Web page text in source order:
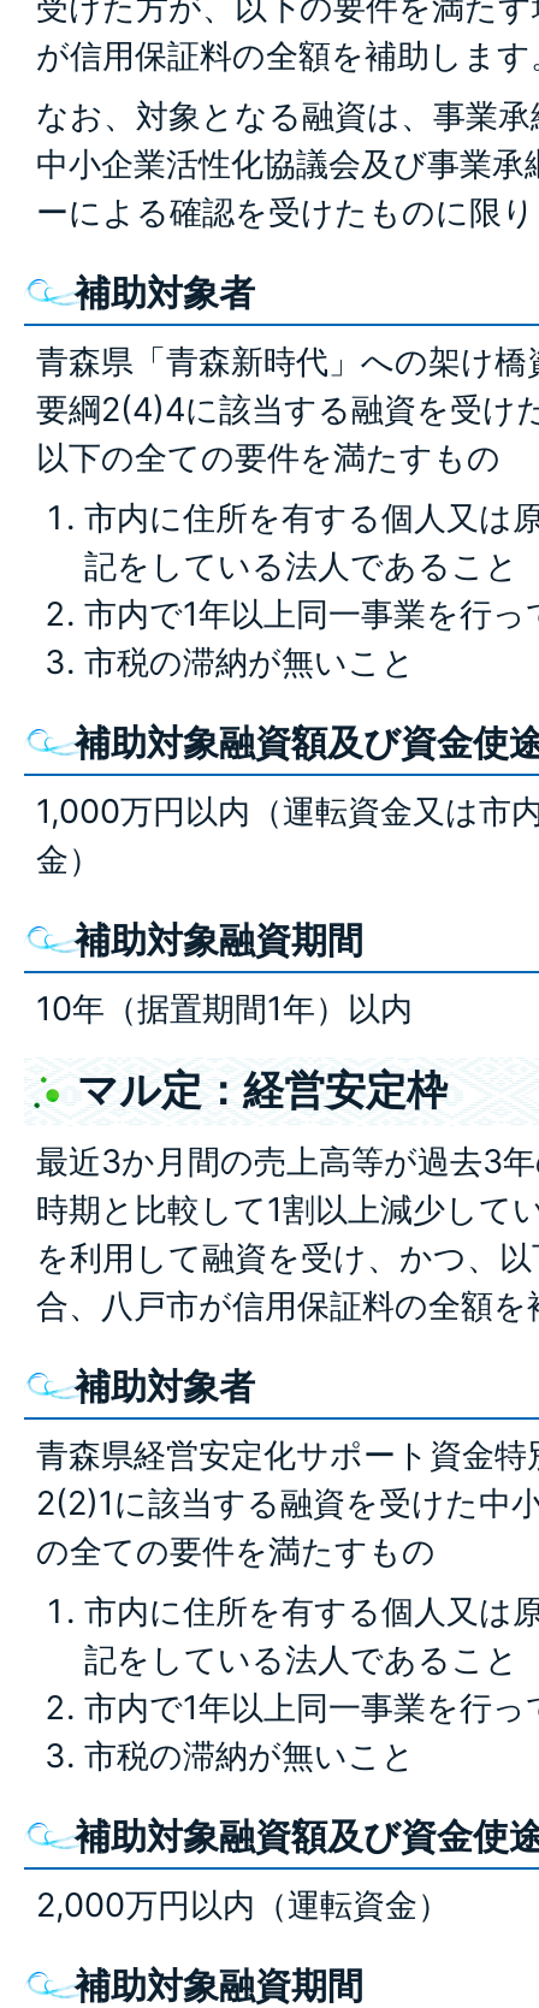
が信用保証料の全額を補助します
なお、対象となる融資は、事業
中小企業活性化協議会及び事業
ーによる確認を受けたものに限
補助対象者
青森県「青森新時代」への架け
要綱2(4)4に該当する融資を受け
以下の全ての要件を満たすもの
市内に住所を有する個人又は
記をしている法人であること
市内で1年以上同一事業を行
市税の滞納が無いこと
補助対象融資額及び資金使
1,000万円以内（運転資金又は市
金）
補助対象融資期間
10年（据置期間1年）以内
マル定：経営安定枠
最近3か月間の売上高等が過去3
時期と比較して1割以上減少して
を利用して融資を受け、かつ、
合、八戸市が信用保証料の全額
補助対象者
青森県経営安定化サポート資金
2(2)1に該当する融資を受けた中
の全ての要件を満たすもの
市内に住所を有する個人又は
記をしている法人であること
市内で1年以上同一事業を行
市税の滞納が無いこと
補助対象融資額及び資金使
2,000万円以内（運転資金）
補助対象融資期間